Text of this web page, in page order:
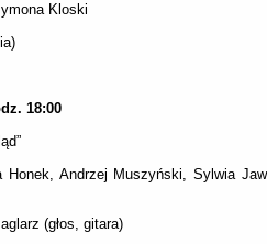
Kloski
18:00
Honek, Andrzej Muszyński, Sylwia
(głos, gitara)